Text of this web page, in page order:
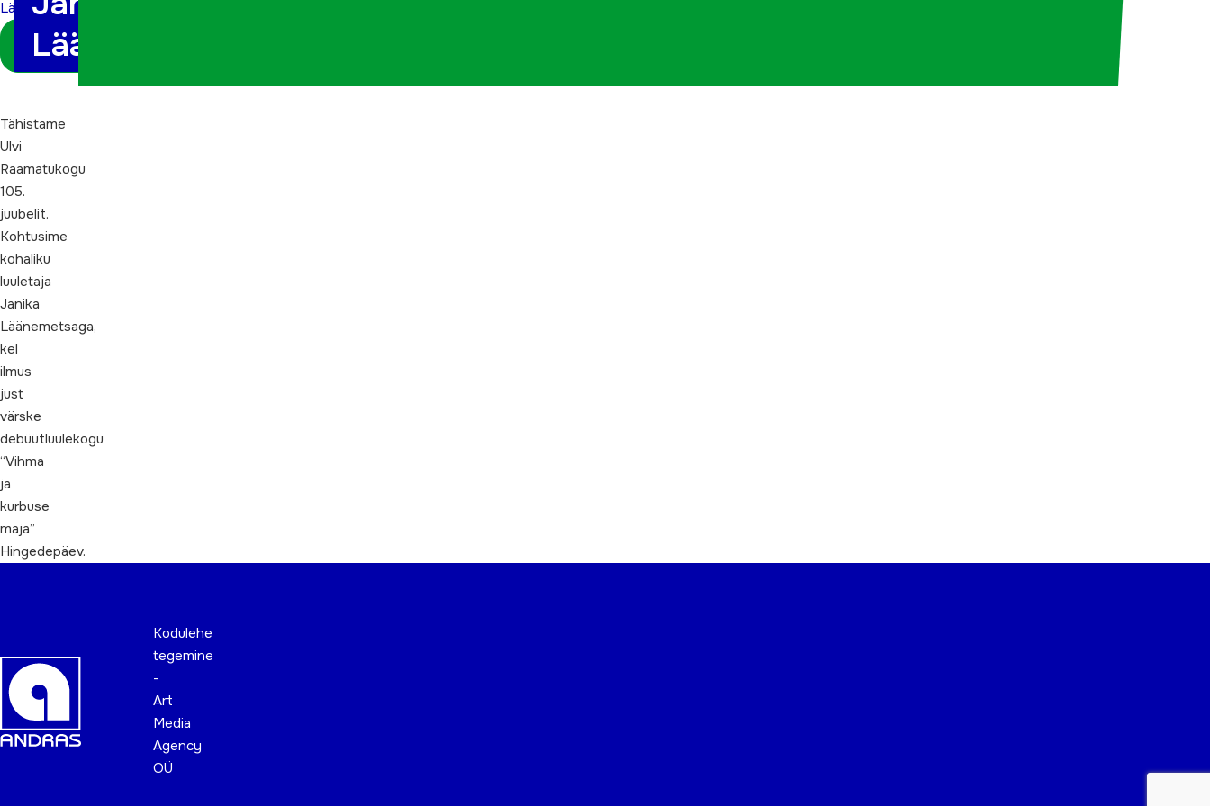
Läänemetsaga
Logi sisse
koordinaatorina
Läänemetsaga
Tähistame
Ulvi
Raamatukogu
105.
juubelit.
Kohtusime
kohaliku
luuletaja
Janika
Läänemetsaga,
kel
ilmus
just
värske
debüütluulekogu
“Vihma
ja
kurbuse
maja”
Hingedepäev.
Kodulehe
tegemine
-
Art
Media
Agency
OÜ